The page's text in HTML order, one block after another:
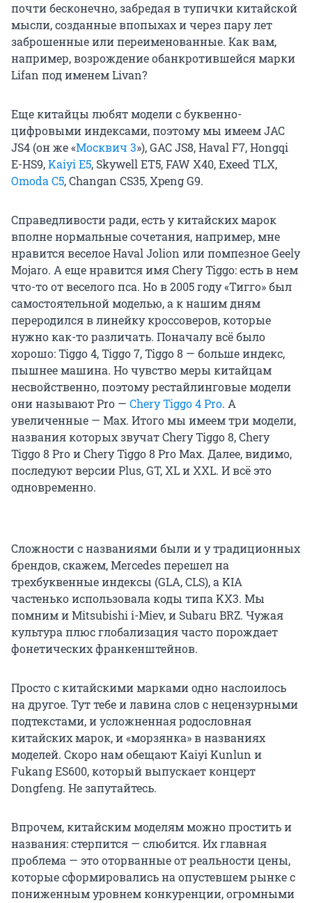
почти бесконечно, забредая в тупички китайской
мысли, созданные впопыхах и через пару лет
заброшенные или переименованные. Как вам,
например, возрождение обанкротившейся марки
Lifan под именем Livan?
Еще китайцы любят модели с буквенно-
цифровыми индексами, поэтому мы имеем JAC
JS4 (он же «Москвич 3»), GAC JS8, Haval F7, Hongqi
E-HS9,Kaiyi E5, Skywell ET5, FAW X40, Exeed TLX,
Omoda C5, Changan CS35, Xpeng G9.
Справедливости ради, есть у китайских марок
вполне нормальные сочетания, например, мне
нравится веселое Haval Jolion или помпезное Geely
Mojaro. А еще нравится имя Chery Tiggo: есть в нем
что-то от веселого пса. Но в 2005 году «Тигго» был
самостоятельной моделью, а к нашим дням
переродился в линейку кроссоверов, которые
нужно как-то различать. Поначалу всё было
хорошо: Tiggo 4, Tiggo 7, Tiggo 8 — больше индекс,
пышнее машина. Но чувство меры китайцам
несвойственно, поэтому рестайлинговые модели
они называют Pro — Chery Tiggo 4 Pro. А
увеличенные — Max. Итого мы имеем три модели,
названия которых звучат Chery Tiggo 8, Chery
Tiggo 8 Pro и Chery Tiggo 8 Pro Max. Далее, видимо,
последуют версии Plus, GT, XL и XXL. И всё это
одновременно.
Сложности с названиями были и у традиционных
брендов, скажем, Mercedes перешел на
трехбуквенные индексы (GLA, CLS), а KIA
частенько использовала коды типа KX3. Мы
помним и Mitsubishi i-Miev, и Subaru BRZ. Чужая
культура плюс глобализация часто порождает
фонетических франкенштейнов.
Просто с китайскими марками одно наслоилось
на другое. Тут тебе и лавина слов с нецензурными
подтекстами, и усложненная родословная
китайских марок, и «морзянка» в названиях
моделей. Скоро нам обещают Kaiyi Kunlun и
Fukang ES600, который выпускает концерт
Dongfeng. Не запутайтесь.
Впрочем, китайским моделям можно простить и
названия: стерпится — слюбится. Их главная
проблема — это оторванные от реальности цены,
которые сформировались на опустевшем рынке с
пониженным уровнем конкуренции, огромными